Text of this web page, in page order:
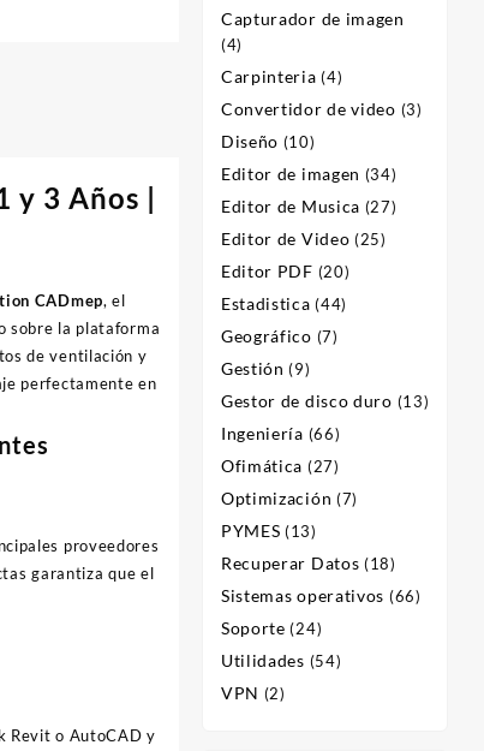
y 3 Años |
CADmep, el
sobre la plataforma
de ventilación y
perfectamente en
proveedores
garantiza que el
Revit o AutoCAD y
Capturador de imagen
(4)
Carpinteria (4)
Convertidor de video (3)
Diseño (10)
Editor de imagen (34)
Editor de Musica (27)
Editor de Video (25)
Editor PDF (20)
Estadistica (44)
Geográfico (7)
Gestión (9)
Gestor de disco duro (13)
Ingeniería (66)
Ofimática (27)
Optimización (7)
PYMES (13)
Recuperar Datos (18)
Sistemas operativos (66)
Soporte (24)
Utilidades (54)
VPN (2)